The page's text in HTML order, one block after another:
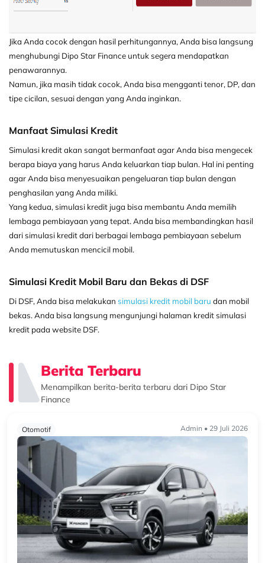
Jika Anda cocok dengan hasil perhitungannya, Anda bisa langsung
menghubungi Dipo Star Finance untuk segera mendapatkan
penawarannya.
Namun, jika masih tidak cocok, Anda bisa mengganti tenor, DP, dan
tipe cicilan, sesuai dengan yang Anda inginkan.
Manfaat Simulasi Kredit
Simulasi kredit akan sangat bermanfaat agar Anda bisa mengecek
berapa biaya yang harus Anda keluarkan tiap bulan. Hal ini penting
agar Anda bisa menyesuaikan pengeluaran tiap bulan dengan
penghasilan yang Anda miliki.
Yang kedua, simulasi kredit juga bisa membantu Anda memilih
lembaga pembiayaan yang tepat. Anda bisa membandingkan hasil
dari simulasi kredit dari berbagai lembaga pembiayaan sebelum
Anda memutuskan mencicil mobil.
Simulasi Kredit Mobil Baru dan Bekas di DSF
Di DSF, Anda bisa melakukan simulasi kredit mobil baru dan mobil
bekas. Anda bisa langsung mengunjungi halaman kredit simulasi
kredit pada website DSF.
Berita Terbaru
Menampilkan berita-berita terbaru dari Dipo Star
Finance
Otomotif Admin • 29 Juli 2026